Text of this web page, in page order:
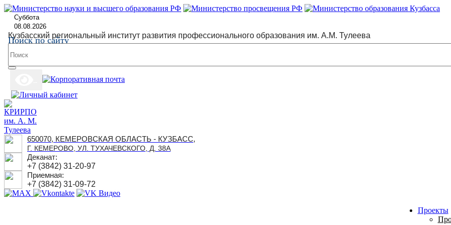
Суббота
08.08.2026
Кузбасский региональный институт развития профессионального образования им. А.М. Тулеева
Поиск по сайту
650070, КЕМЕРОВСКАЯ ОБЛАСТЬ - КУЗБАСС,
Г. КЕМЕРОВО, УЛ. ТУХАЧЕВСКОГО, Д. 38А
Деканат:
+7 (3842) 31-20-97
Приемная:
+7 (3842) 31-09-72
Проекты